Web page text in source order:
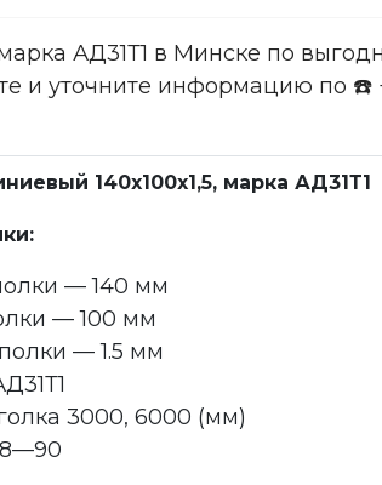
АД31Т1 в Минске по
и уточните информацию по ☎️
140x100x1,5, марка АД31Т1
— 140 мм
— 100 мм
— 1.5 мм
3000, 6000 (мм)